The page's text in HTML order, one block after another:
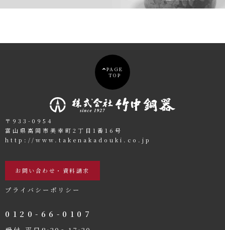
0120-66-0107
お問い合わせ・資料請求
プライバシーポリシー
〒933-0954
富山県高岡市美幸町2丁目1番16号
http://www.takenakadouki.co.jp
PAGE
TOP